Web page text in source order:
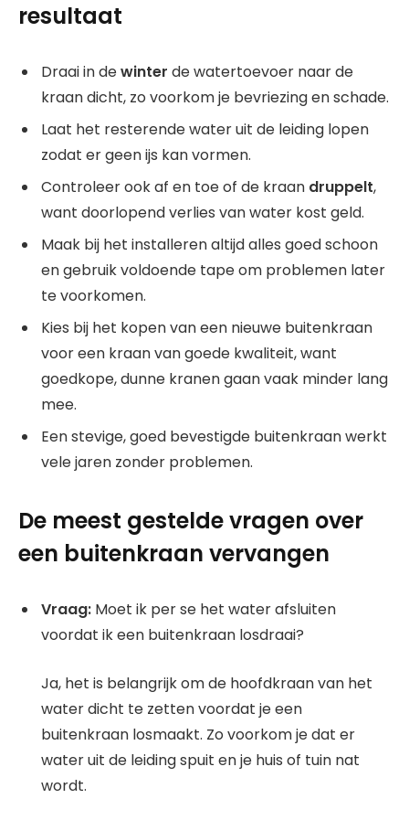
resultaat
Draai in dewinter de watertoevoer naar de
kraan dicht, zo voorkom je bevriezing en schade.
Laat het resterende water uit de leiding lopen
zodat er geen ijs kan vormen.
Controleer ook af en toe of de kraan druppelt,
want doorlopend verlies van water kost geld.
Maak bij het installeren altijd alles goed schoon
en gebruik voldoende tape om problemen later
te voorkomen.
Kies bij het kopen van een nieuwe buitenkraan
voor een kraan van goede kwaliteit, want
goedkope, dunne kranen gaan vaak minder lang
mee.
Een stevige, goed bevestigde buitenkraan werkt
vele jaren zonder problemen.
De meest gestelde vragen over
een buitenkraan vervangen
Vraag: Moet ik per se het water afsluiten
voordat ik een buitenkraan losdraai?
Ja, het is belangrijk om de hoofdkraan van het
water dicht te zetten voordat je een
buitenkraan losmaakt. Zo voorkom je dat er
water uit de leiding spuit en je huis of tuin nat
wordt.